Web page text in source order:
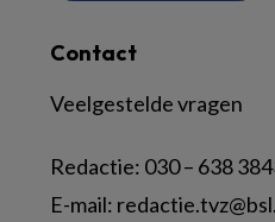
Contact
Veelgestelde vragen
Redactie: 030 – 638
E-mail: